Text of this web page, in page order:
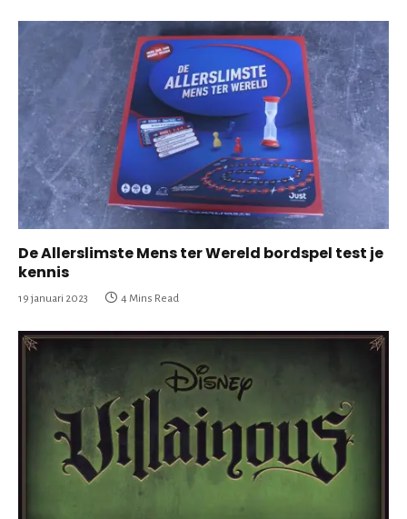
De Allerslimste Mens ter Wereld bordspel test je
kennis
19 januari 2023 4 Mins Read